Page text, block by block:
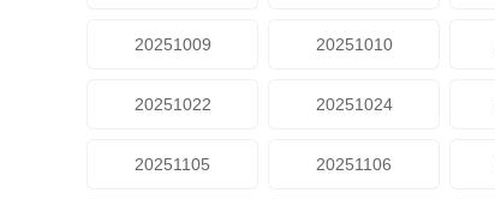
20251009 20251010
20251022 20251024
20251105 20251106